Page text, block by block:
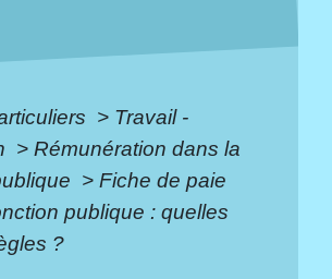
> Travail -
> Rémunération dans la
> Fiche de paie
publique : quelles
?